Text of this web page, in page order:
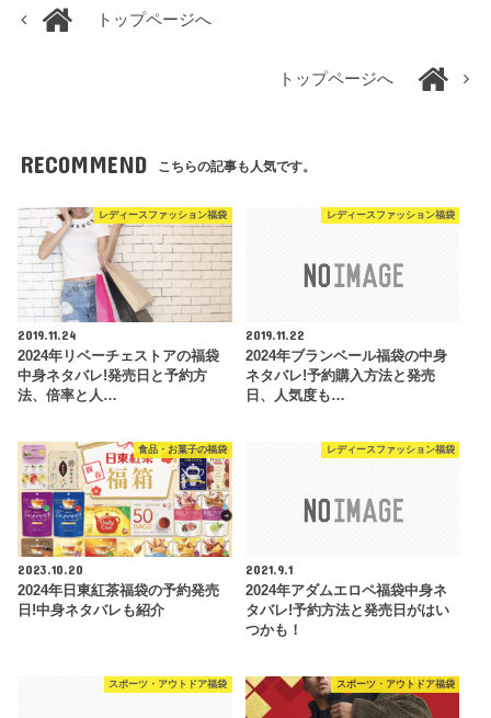
トップページへ
トップページへ
RECOMMEND こちらの記事も人気です。
レディースファッション福袋
2019.11.24
2024年リベーチェストアの福袋
中身ネタバレ!発売日と予約方
法、倍率と人…
レディースファッション福袋
2019.11.22
2024年ブランベール福袋の中身
ネタバレ!予約購入方法と発売
日、人気度も…
食品・お菓子の福袋
2023.10.20
2024年日東紅茶福袋の予約発売
日!中身ネタバレも紹介
レディースファッション福袋
2021.9.1
2024年アダムエロペ福袋中身ネ
タバレ!予約方法と発売日がはい
つかも！
スポーツ・アウトドア福袋 スポーツ・アウトドア福袋